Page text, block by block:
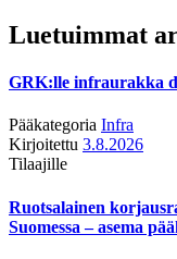
Luetuimmat
GRK:lle infraurakka
Pääkategoria Infra
Kirjoitettu 3.8.2026
Tilaajille
Ruotsalainen
Suomessa – asema